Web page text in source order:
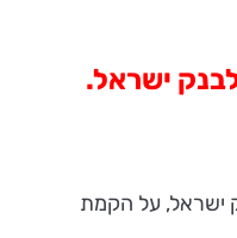
זיו, מנמ''ר בנק ישראל, על הקמת